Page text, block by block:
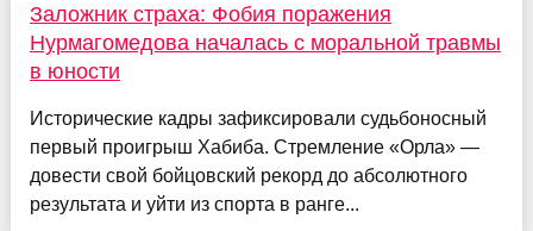
Заложник страха: Фобия поражения
Нурмагомедова началась с моральной травмы
в юности
Исторические кадры зафиксировали судьбоносный
первый проигрыш Хабиба. Стремление «Орла» —
довести свой бойцовский рекорд до абсолютного
результата и уйти из спорта в ранге...